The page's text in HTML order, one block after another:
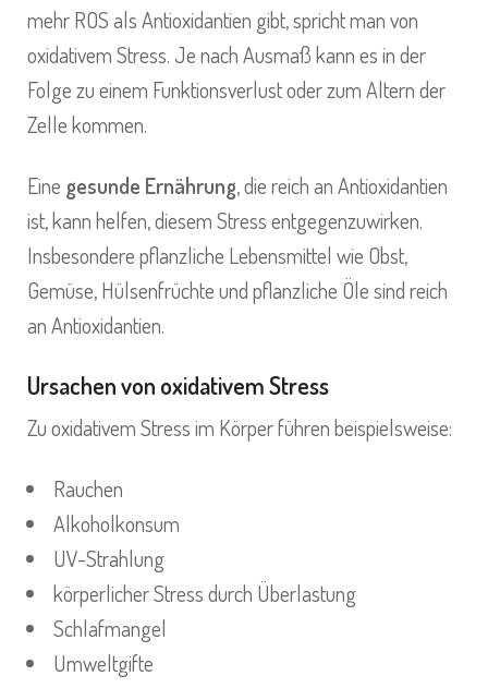
mehr ROS als Antioxidantien gibt, spricht man von
oxidativem Stress. Je nach Ausmaß kann es in der
Folge zu einem Funktionsverlust oder zum Altern der
Zelle kommen.
Eine gesunde Ernährung, die reich an Antioxidantien
ist, kann helfen, diesem Stress entgegenzuwirken.
Insbesondere pflanzliche Lebensmittel wie Obst,
Gemüse, Hülsenfrüchte und pflanzliche Öle sind reich
an Antioxidantien.
Ursachen von oxidativem Stress
Zu oxidativem Stress im Körper führen beispielsweise:
Rauchen
Alkoholkonsum
UV-Strahlung
körperlicher Stress durch Überlastung
Schlafmangel
Umweltgifte